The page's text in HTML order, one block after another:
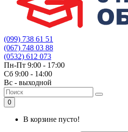
(099) 738 61 51
(067) 748 03 88
(0532) 612 073
Пн-Пт 9:00 - 17:00
Сб 9:00 - 14:00
Вс - выходной
0
В корзине пусто!